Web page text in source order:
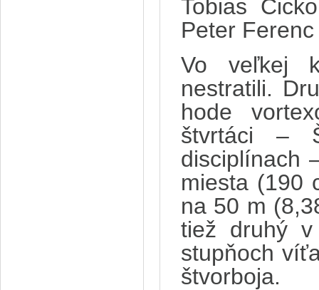
Tobias
Peter
Vo veľkej
nestratili.
hode
štvrtáci –
disciplínach
miesta (190
na 50 m
tiež druhý
stupňoch
štvorboja.